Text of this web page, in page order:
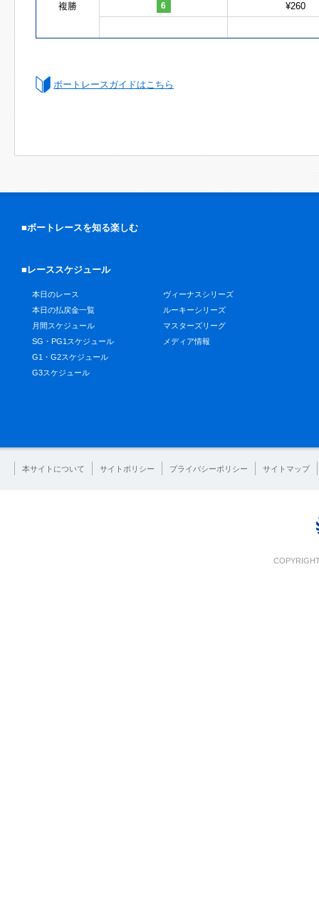
複勝 6 ¥260
ボートレースガイドはこちら
■ボートレースを知る楽しむ
■レーススケジュール
本日のレース
本日の払戻金一覧
月間スケジュール
SG・PG1スケジュール
G1・G2スケジュール
G3スケジュール
ヴィーナスシリーズ
ルーキーシリーズ
マスターズリーグ
メディア情報
本サイトについて サイトポリシー プライバシーポリシー サイトマップ